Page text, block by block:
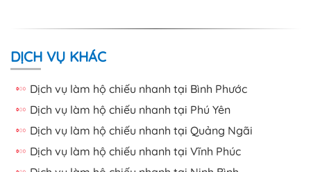
DỊCH VỤ KHÁC
Dịch vụ làm hộ chiếu nhanh tại Bình Phước
Dịch vụ làm hộ chiếu nhanh tại Phú Yên
Dịch vụ làm hộ chiếu nhanh tại Quảng Ngãi
Dịch vụ làm hộ chiếu nhanh tại Vĩnh Phúc